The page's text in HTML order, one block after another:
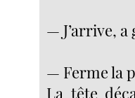
— J’arrive, a
— Ferme la
La tête